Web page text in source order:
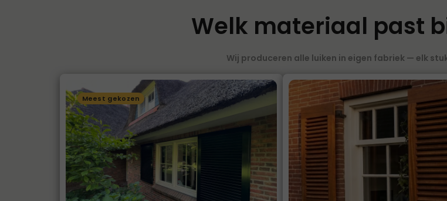
Welk materiaal past
Wij produceren alle luiken in eigen fabriek — elk
Meest gekozen